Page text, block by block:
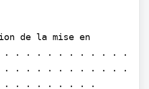
de la mise en
. . . . . . . . . . . . .
. . . . . . . . . . . .
. . . . . . . . .